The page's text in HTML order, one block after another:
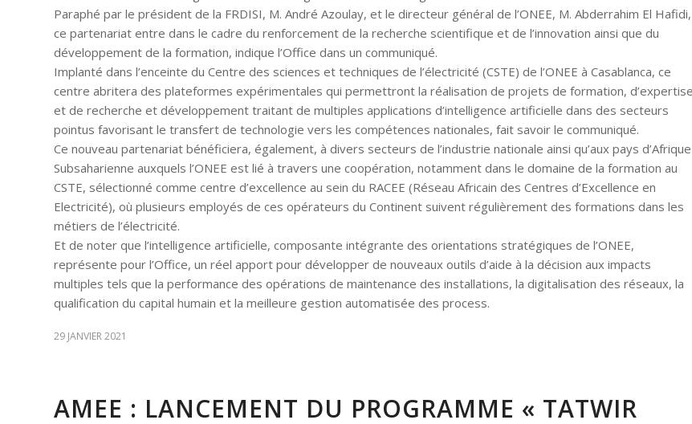
Paraphé par le président de la FRDISI, M. André Azoulay, et le directeur général de l’ONEE, M. Abderrahim El Hafidi,
ce partenariat entre dans le cadre du renforcement de la recherche scientifique et de l’innovation ainsi que du
développement de la formation, indique l’Office dans un communiqué.
Implanté dans l’enceinte du Centre des sciences et techniques de l’électricité (CSTE) de l’ONEE à Casablanca, ce
centre abritera des plateformes expérimentales qui permettront la réalisation de projets de formation, d’expertise
et de recherche et développement traitant de multiples applications d’intelligence artificielle dans des secteurs
pointus favorisant le transfert de technologie vers les compétences nationales, fait savoir le communiqué.
Ce nouveau partenariat bénéficiera, également, à divers secteurs de l’industrie nationale ainsi qu’aux pays d’Afrique
Subsaharienne auxquels l’ONEE est lié à travers une coopération, notamment dans le domaine de la formation au
CSTE, sélectionné comme centre d’excellence au sein du RACEE (Réseau Africain des Centres d’Excellence en
Electricité), où plusieurs employés de ces opérateurs du Continent suivent régulièrement des formations dans les
métiers de l’électricité.
Et de noter que l’intelligence artificielle, composante intégrante des orientations stratégiques de l’ONEE,
représente pour l’Office, un réel apport pour développer de nouveaux outils d’aide à la décision aux impacts
multiples tels que la performance des opérations de maintenance des installations, la digitalisation des réseaux, la
qualification du capital humain et la meilleure gestion automatisée des process.
29 JANVIER 2021
AMEE : LANCEMENT DU PROGRAMME « TATWIR